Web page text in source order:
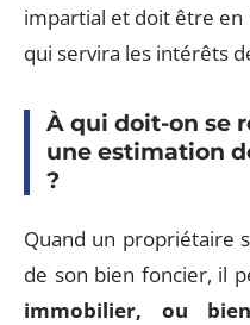
impartial et doit être
qui servira les intérêts
À qui doit-on se
une estimation
?
Quand un propriétaire
de son bien foncier, il
immobilier, ou